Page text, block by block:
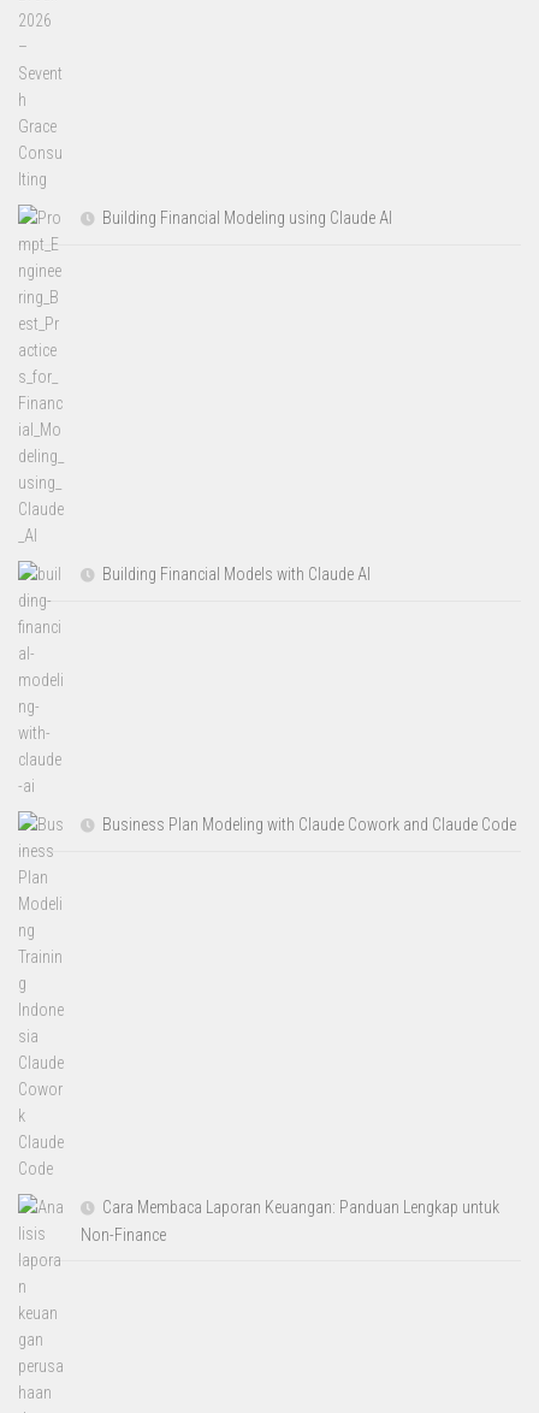
Building Financial Modeling using Claude AI
Building Financial Models with Claude AI
Business Plan Modeling with Claude Cowork and Claude Code
Cara Membaca Laporan Keuangan: Panduan Lengkap untuk
Non-Finance